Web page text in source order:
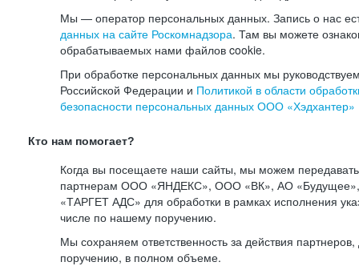
Мы — оператор персональных данных. Запись о нас
данных на сайте Роскомнадзора. Там вы можете
обрабатываемых нами файлов cookie.
При обработке персональных данных мы
Российской Федерации и Политикой в области
безопасности персональных данных ООО «Хэдхантер»
Кто нам помогает?
Когда вы посещаете наши сайты, мы можем
партнерам ООО «ЯНДЕКС», ООО «ВК», АО
«ТАРГЕТ АДС» для обработки в рамках исполнения
числе по нашему поручению.
Мы сохраняем ответственность за действия
поручению, в полном объеме.